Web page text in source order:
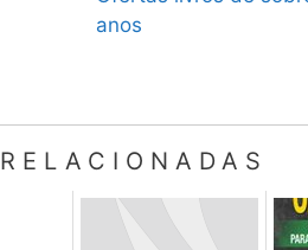
anos
RELACIONADAS